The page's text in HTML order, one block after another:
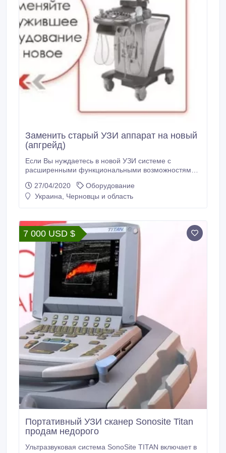
Заменить старый УЗИ аппарат на новый
(апгрейд)
Если Вы нуждаетесь в новой УЗИ системе с
расширенными функциональными возможностями,
ультразвукового сканера на новый. Индивидуальный
подход к клиенту, качественная консультация,
оборудование из массы предложений; гарантия 12
месяцев на новое и б.
27/04/2020
Оборудование
Украина, Черновцы и область
7 000 USD $
Портативный УЗИ сканер Sonosite Titan
продам недорого
Ультразвуковая система SonoSite TITAN включает в